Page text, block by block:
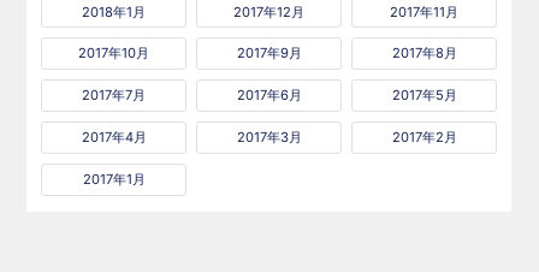
2018年1月 2017年12月 2017年11月
2017年10月 2017年9月 2017年8月
2017年7月 2017年6月 2017年5月
2017年4月 2017年3月 2017年2月
2017年1月